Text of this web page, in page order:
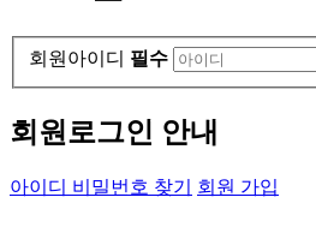
회원아이디 필수
회원로그인 안내
아이디 비밀번호 찾기 회원 가입